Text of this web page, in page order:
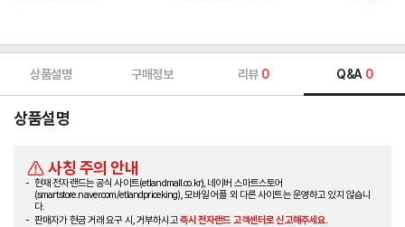
상품설명 구매정보 리뷰 0 Q&A 0
상품설명
사칭 주의 안내
현재 전자랜드는 공식 사이트(etlandmall.co.kr), 네이버 스마트스토어
(smartstore.naver.com/etlandpriceking), 모바일 어플 외 다른 사이트는 운영하고 있지 않습니
다.
판매자가 현금 거래 요구 시, 거부하시고즉시 전자랜드 고객센터로 신고해주세요.